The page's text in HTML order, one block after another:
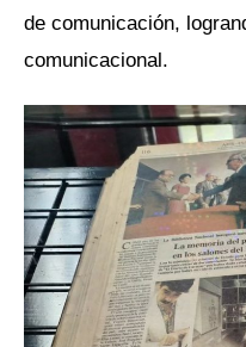
de comunicación,
comunicacional.